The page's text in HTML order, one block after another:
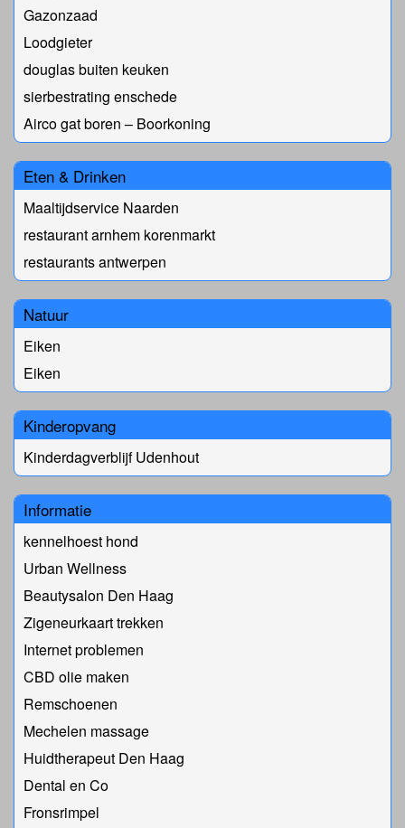
Gazonzaad
Loodgieter
douglas buiten keuken
sierbestrating enschede
Airco gat boren – Boorkoning
Eten & Drinken
Maaltijdservice Naarden
restaurant arnhem korenmarkt
restaurants antwerpen
Natuur
Eiken
Eiken
Kinderopvang
Kinderdagverblijf Udenhout
Informatie
kennelhoest hond
Urban Wellness
Beautysalon Den Haag
Zigeneurkaart trekken
Internet problemen
CBD olie maken
Remschoenen
Mechelen massage
Huidtherapeut Den Haag
Dental en Co
Fronsrimpel